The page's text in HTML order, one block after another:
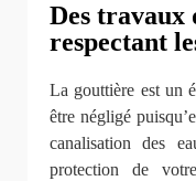
Des travaux
respectant
La gouttière est un
être négligé
canalisation des
protection de